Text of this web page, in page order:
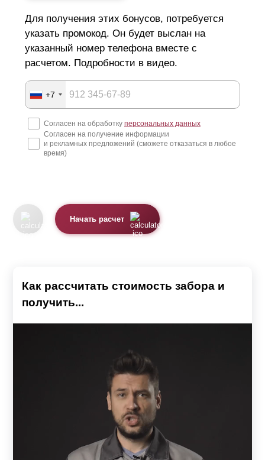
Для получения этих бонусов, потребуется
указать промокод. Он будет выслан на
указанный номер телефона вместе с
расчетом. Подробности в видео.
+7
Согласен на обработку персональных данных
Согласен на получение информации
и рекламных предложений (сможете отказаться в любое
время)
Начать расчет
Как рассчитать стоимость забора и
получить...